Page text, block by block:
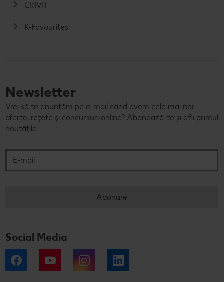
CRIVIT
K-Favourites
Newsletter
Vrei să te anunțăm pe e-mail când avem cele mai noi
oferte, rețete și concursuri online? Abonează-te și afli primul
noutățile.
Abonare
Social Media
Facebook YouTube Instagram